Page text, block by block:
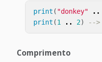
print ( "donkey" ..
print (1 .. 2) -->
Comprimento